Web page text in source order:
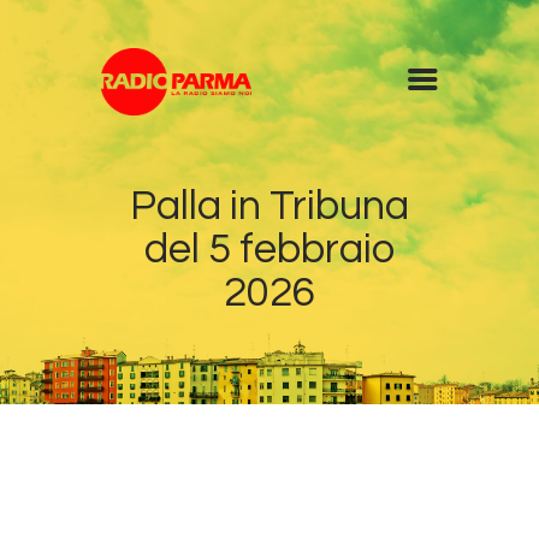
Palla in Tribuna
del 5 febbraio
2026
Home
Radio
Diretta
News
Contatti